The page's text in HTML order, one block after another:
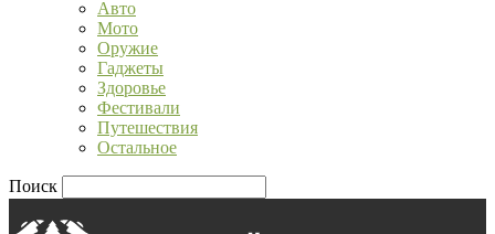
Авто
Мото
Оружие
Гаджеты
Здоровье
Фестивали
Путешествия
Остальное
Поиск